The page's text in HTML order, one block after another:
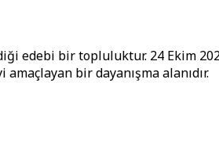
edebi bir topluluktur. 24 Ekim
bir dayanışma alanıdır.